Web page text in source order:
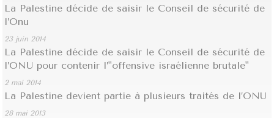
La Palestine décide de saisir le Conseil de sécurité de
l’Onu
23 juin 2014
La Palestine décide de saisir le Conseil de sécurité de
l’ONU pour contenir l’"offensive israélienne brutale"
2 mai 2014
La Palestine devient partie à plusieurs traités de l’ONU
28 mai 2013